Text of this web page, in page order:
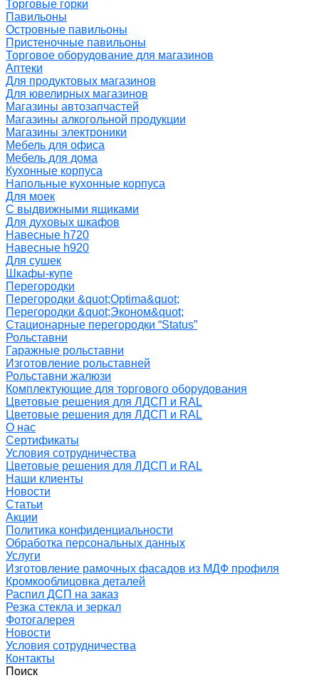
Торговые горки
Павильоны
Островные павильоны
Пристеночные павильоны
Торговое оборудование для магазинов
Аптеки
Для продуктовых магазинов
Для ювелирных магазинов
Магазины автозапчастей
Магазины алкогольной продукции
Магазины электроники
Мебель для офиса
Мебель для дома
Кухонные корпуса
Напольные кухонные корпуса
Для моек
С выдвижными ящиками
Для духовых шкафов
Навесные h720
Навесные h920
Для сушек
Шкафы-купе
Перегородки
Перегородки &quot;Optima&quot;
Перегородки &quot;Эконом&quot;
Стационарные перегородки “Status”
Рольставни
Гаражные рольставни
Изготовление рольставней
Рольставни жалюзи
Комплектующие для торгового оборудования
Цветовые решения для ЛДСП и RAL
Цветовые решения для ЛДСП и RAL
О нас
Сертификаты
Условия сотрудничества
Цветовые решения для ЛДСП и RAL
Наши клиенты
Новости
Статьи
Акции
Политика конфиденциальности
Обработка персональных данных
Услуги
Изготовление рамочных фасадов из МДФ профиля
Кромкооблицовка деталей
Распил ДСП на заказ
Резка стекла и зеркал
Фотогалерея
Новости
Условия сотрудничества
Контакты
Поиск